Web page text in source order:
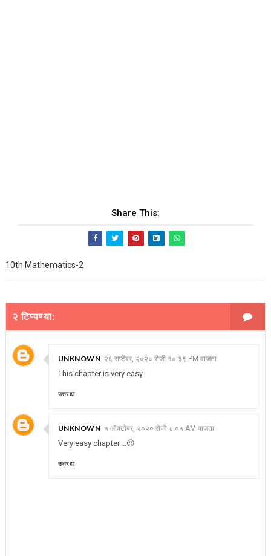
Share This:
10th Mathematics-2
२ टिप्पण्या:
UNKNOWN २६ सप्टेंबर, २०२० रोजी १०:३९ PM वाजता
This chapter is very easy
उत्तर द्या
UNKNOWN ५ ऑक्टोबर, २०२० रोजी ८:०५ AM वाजता
Very easy chapter....😍
उत्तर द्या